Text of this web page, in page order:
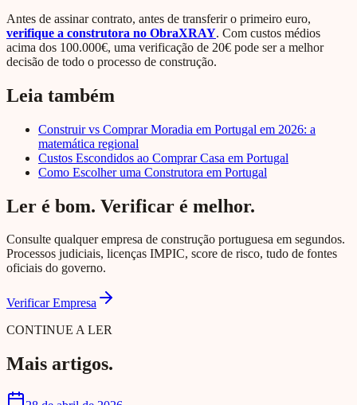
Antes de assinar contrato, antes de transferir o primeiro euro,
verifique a construtora no ObraXRAY. Com custos médios
acima dos 100.000€, uma verificação de 20€ pode ser a melhor
decisão de todo o processo de construção.
Leia também
Construir vs Comprar Moradia em Portugal em 2026: a
matemática regional
Custos Escondidos ao Comprar Casa em Portugal
Como Escolher uma Construtora em Portugal
Ler é bom. Verificar é melhor.
Consulte qualquer empresa de construção portuguesa em segundos.
Processos judiciais, licenças IMPIC, score de risco, tudo de fontes
oficiais do governo.
Verificar Empresa
CONTINUE A LER
Mais artigos.